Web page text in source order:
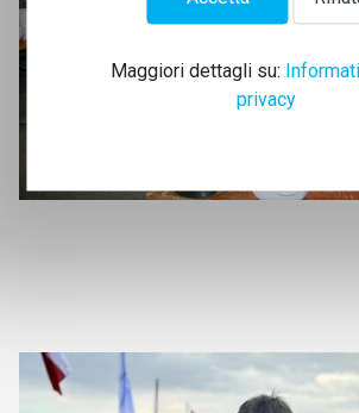
Maggiori dettagli su:
privacy